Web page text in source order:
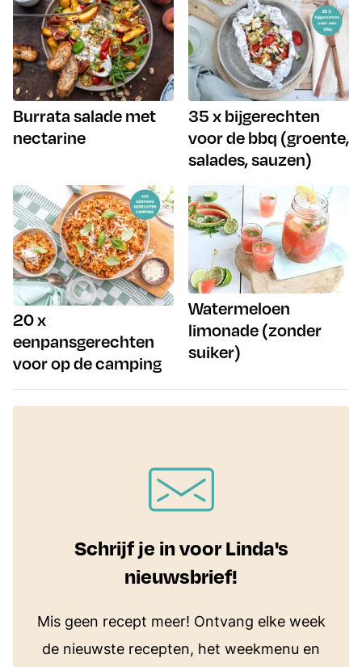
Burrata salade met
nectarine
35 x bijgerechten
voor de bbq (groente,
salades, sauzen)
20 x
eenpansgerechten
voor op de camping
Watermeloen
limonade (zonder
suiker)
Schrijf je in voor Linda's
nieuwsbrief!
Mis geen recept meer! Ontvang elke week
de nieuwste recepten, het weekmenu en